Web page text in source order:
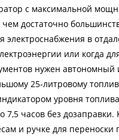
с максимальной
чем достаточно
электроснабжения в
или когда
нужен автономный
25-литровому
уровня
7,5 часов без дозаправки.
и ручке для переноски